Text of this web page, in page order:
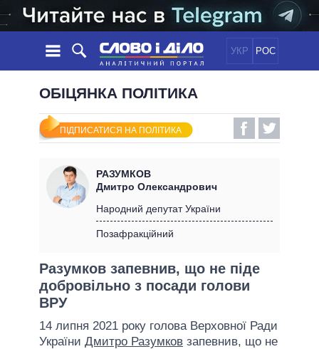
УКР РОС
НОВИНИ
СТРІЧКА
ПОДІЇ
СТАТТІ
ДУМКИ
ОГЛЯДИ
ДАЙДЖЕСТИ
ПОЛІТИКА
ЕКОНОМІКА
СВІТ
ОБIЦЯНКИ
УСІ ПОЛІТИКИ
ПРЕЗИДЕНТ І ОФІС
ГОЛОВИ ОБЛАДМІНІСТРАЦІЙ
МЕРИ МІСТ
ВСІ ПЕРСОНИ
ІНФОГРАФІКА
ВІДЕО
ПОРІВНЯННЯ ПОЛІТИКІВ
ОБІЦЯНКА ПОЛІТИКА
ПІДПИСАТИСЯ НА ПОЛІТИКА
РАЗУМКОВ
Дмитро Олександрович
Народний депутат України
Позафракційний
Разумков запевнив, що не піде
добровільно з посади голови
ВРУ
14 липня 2021 року голова Верховної Ради
України Дмитро Разумков запевнив, що не